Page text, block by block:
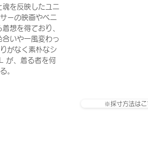
を反映したユニ
ーの映画やベニ
想を得ており、
いや一風変わっ
がなく素朴なシ
が、着る者を何
。
※採寸方法はこ